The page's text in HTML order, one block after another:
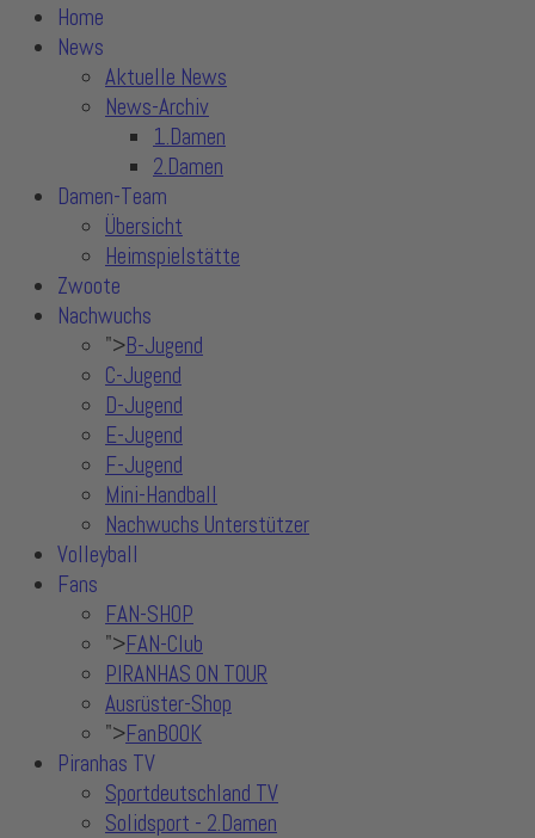
Home
News
Aktuelle News
News-Archiv
1.Damen
2.Damen
Damen-Team
Übersicht
Heimspielstätte
Zwoote
Nachwuchs
">B-Jugend
C-Jugend
D-Jugend
E-Jugend
F-Jugend
Mini-Handball
Nachwuchs Unterstützer
Volleyball
Fans
FAN-SHOP
">FAN-Club
PIRANHAS ON TOUR
Ausrüster-Shop
">FanBOOK
Piranhas TV
Sportdeutschland TV
Solidsport - 2.Damen